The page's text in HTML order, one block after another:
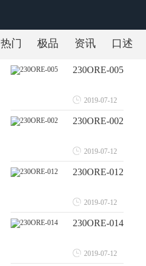
热门 极品 资讯 口述
230ORE-005
2019-07-12
230ORE-002
2019-07-12
230ORE-012
2019-07-12
230ORE-014
2019-07-12